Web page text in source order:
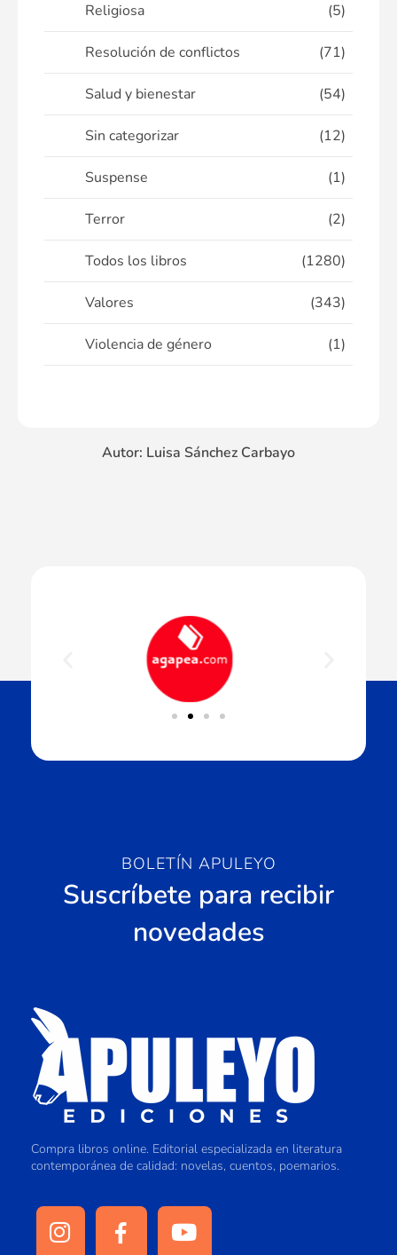
Religiosa (5)
Resolución de conflictos (71)
Salud y bienestar (54)
Sin categorizar (12)
Suspense (1)
Terror (2)
Todos los libros (1280)
Valores (343)
Violencia de género (1)
Autor: Luisa Sánchez Carbayo
BOLETÍN APULEYO
Suscríbete para recibir
novedades
Compra libros online. Editorial especializada en literatura
contemporánea de calidad: novelas, cuentos, poemarios.